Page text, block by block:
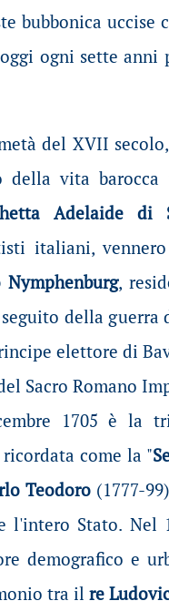
bubbonica uccise
ogni sette
del XVII
della vita
Adelaide di
italiani,
Nymphenburg,
seguito della
elettore di
Sacro Romano
1705 è la
come la "
Teodoro(1777-
l'intero Stato. Nel
demografico e
tra il re